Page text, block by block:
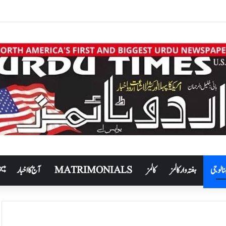
ہفتہ وار کالمز کالمز MATRIMONIALS آج کا اخبار